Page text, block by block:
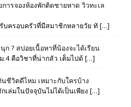
ารจองห้องพักติดชายหาด วิวทะเล
บครอบครัวที่มีสมาชิกหลายวัย ทั […]
ก ? สปอยเนื้อหาที่น้องจะได้เรียน
คือวิชาที่น่ากลัว เต็มไปด้ […]
ชีวิตดีไหม เหมาะกับใครบ้าง
เล่มในปัจจุบันไม่ได้เป็นเพียง […]